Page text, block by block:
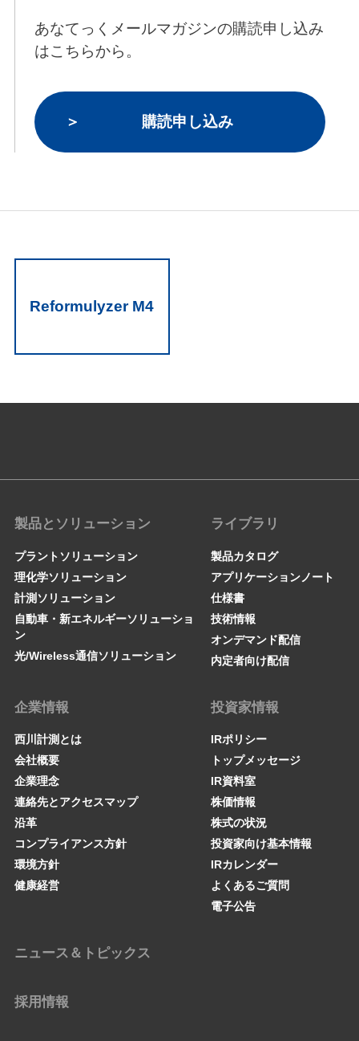
あなてっくメールマガジンの購読申し込み
はこちらから。
購読申し込み
Reformulyzer M4
製品とソリューション
プラントソリューション
理化学ソリューション
計測ソリューション
自動車・新エネルギーソリューショ
ン
光/Wireless通信ソリューション
ライブラリ
製品カタログ
アプリケーションノート
仕様書
技術情報
オンデマンド配信
内定者向け配信
企業情報
西川計測とは
会社概要
企業理念
連絡先とアクセスマップ
沿革
コンプライアンス方針
環境方針
健康経営
投資家情報
IRポリシー
トップメッセージ
IR資料室
株価情報
株式の状況
投資家向け基本情報
IRカレンダー
よくあるご質問
電子公告
ニュース＆トピックス
採用情報